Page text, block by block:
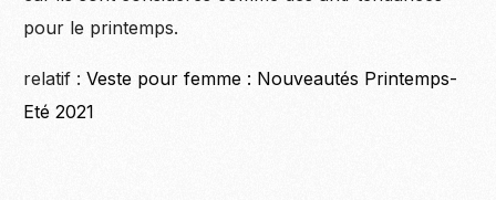
pour le printemps.
relatif :Veste pour femme : Nouveautés Printemps-
Eté 2021